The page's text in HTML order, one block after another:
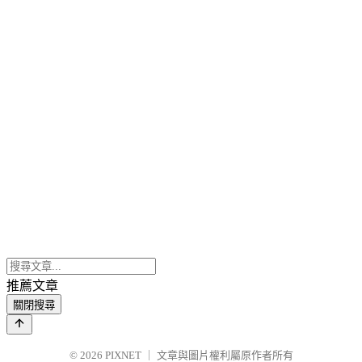
推薦文章
關閉搜尋
© 2026 PIXNET 文章與圖片權利屬原作者所有